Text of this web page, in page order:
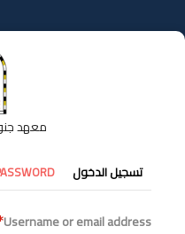
إلى
المحتوى
معهد
التبويبات
الأساسية
تسجيل الدخول
Username or email address